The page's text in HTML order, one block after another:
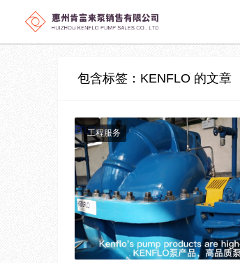
包含标签：KENFLO 的文章
工程服务